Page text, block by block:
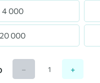
4 000
20 000
− +